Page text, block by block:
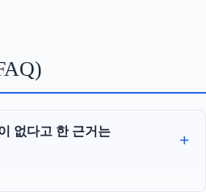
없다고 한 근거는